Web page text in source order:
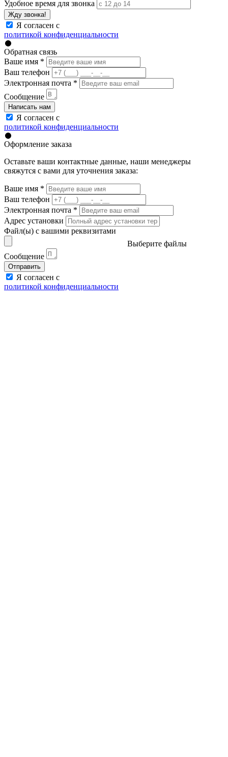
Удобное время для звонка
Жду звонка!
Я согласен с
политикой конфиденциальности
Обратная связь
Ваше имя *
Ваш телефон
Электронная почта *
Сообщение
Написать нам
Я согласен с
политикой конфиденциальности
Оформление заказа
Оставьте ваши контактные данные, наши менеджеры
свяжутся с вами для уточнения заказа:
Ваше имя *
Ваш телефон
Электронная почта *
Адрес установки
Файл(ы) с вашими реквизитами
Выберите файлы
Сообщение
Отправить
Я согласен с
политикой конфиденциальности